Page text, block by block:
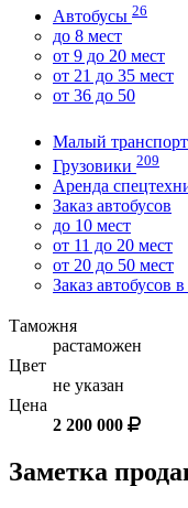
Автобусы 26
до 8 мест
от 9 до 20 мест
от 21 до 35 мест
от 36 до 50
Малый транспорт
Грузовики 209
Аренда
Заказ автобусов
до 10 мест
от 11 до 20 мест
от 20 до 50 мест
Заказ автобусов
Технические
Год выпуска
2022
Состояние
хорошее
Топливо
дизель
Торг
Таможня
растаможен
Цвет
не указан
Цена
2 200 000
Заметка